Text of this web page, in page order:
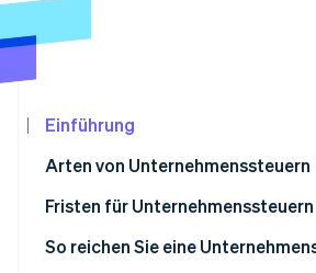
Identity
Erfahren Sie, wie
Einführung
Arten von Unternehmenssteuern
Bundessteuern
Steuern auf Bundesstaatenebene
Fristen für
So reichen Sie eine